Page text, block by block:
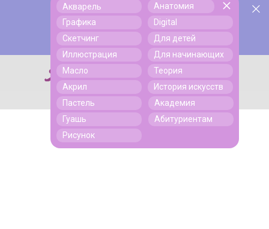
Поиск
Поиск
Акварель
Графика
Скетчинг
Иллюстрация
Масло
Акрил
Пастель
Гуашь
Рисунок
Анатомия
Digital
Для детей
Для начинающих
Теория
История искусств
Академия
Абитуриентам